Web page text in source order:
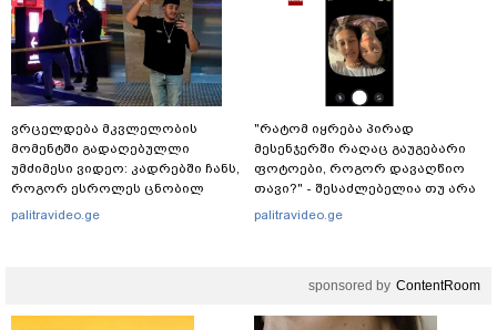
ვრცელდება მკვლელობის
მომენტში გადაღებულლი
უმძიმესი ვიდეო: კადრებში ჩანს,
როგორ ესროლეს ცნობილ
"ტიკტოკერს" ლაივის დროს -
palitravideo.ge
"რატომ იყრება პირად
მესენჯერში რაღაც გაუგებარი
ფოტოები, როგორ დავაღწიო
თავი?" - შესაძლებელია თუ არა
ამ ფუნქციის წაშლა?
palitravideo.ge
sponsored by ContentRoom